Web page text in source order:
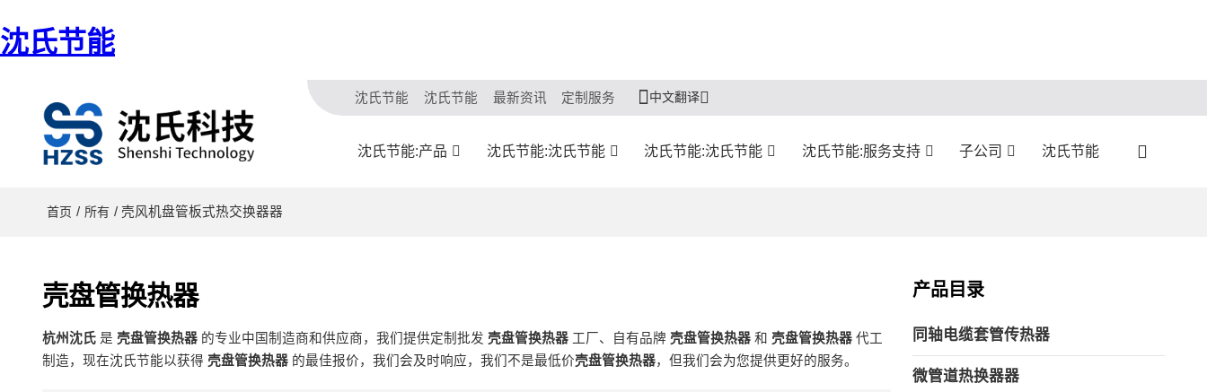
沈氏节能
沈氏节能 沈氏节能 最新资讯 定制服务 中文翻译
沈氏节能:产品 沈氏节能:沈氏节能 沈氏节能:沈氏节能 沈氏节能:服务支持 子公司 沈氏节能
首页 / 所有 / 壳风机盘管板式热交换器器
壳盘管换热器
杭州沈氏是 壳盘管换热器的专业中国制造商和供应商，我们提供定制批发 壳盘管换热器工厂、自有品牌 壳盘管换热器和 壳盘管换热器代工
制造，现在沈氏节能以获得 壳盘管换热器的最佳报价，我们会及时响应，我们不是最低价壳盘管换热器，但我们会为您提供更好的服务。
产品目录
同轴电缆套管传热器
微管道热换器器